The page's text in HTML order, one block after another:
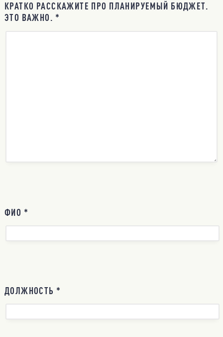
КРАТКО РАССКАЖИТЕ ПРО ПЛАНИРУЕМЫЙ БЮДЖЕТ.
ЭТО ВАЖНО. *
ФИО *
ДОЛЖНОСТЬ *